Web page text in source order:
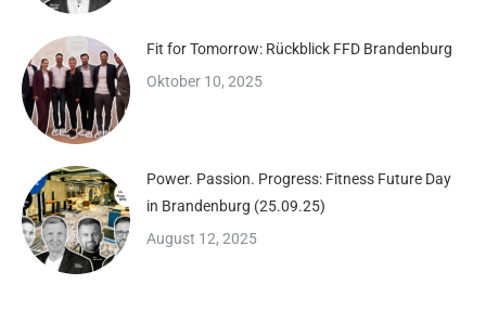
Fit for Tomorrow: Rückblick FFD Brandenburg
Oktober 10, 2025
Power. Passion. Progress: Fitness Future Day
in Brandenburg (25.09.25)
August 12, 2025